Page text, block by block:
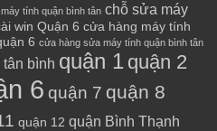
tính quận bình tân chỗ sửa máy
win Quận 6 cửa hàng máy tính
6 cửa hàng sửa máy tính quận bình tân
bình quận 1 quận 2
6 quận 7 quận 8
quận 12 quận Bình Thạnh